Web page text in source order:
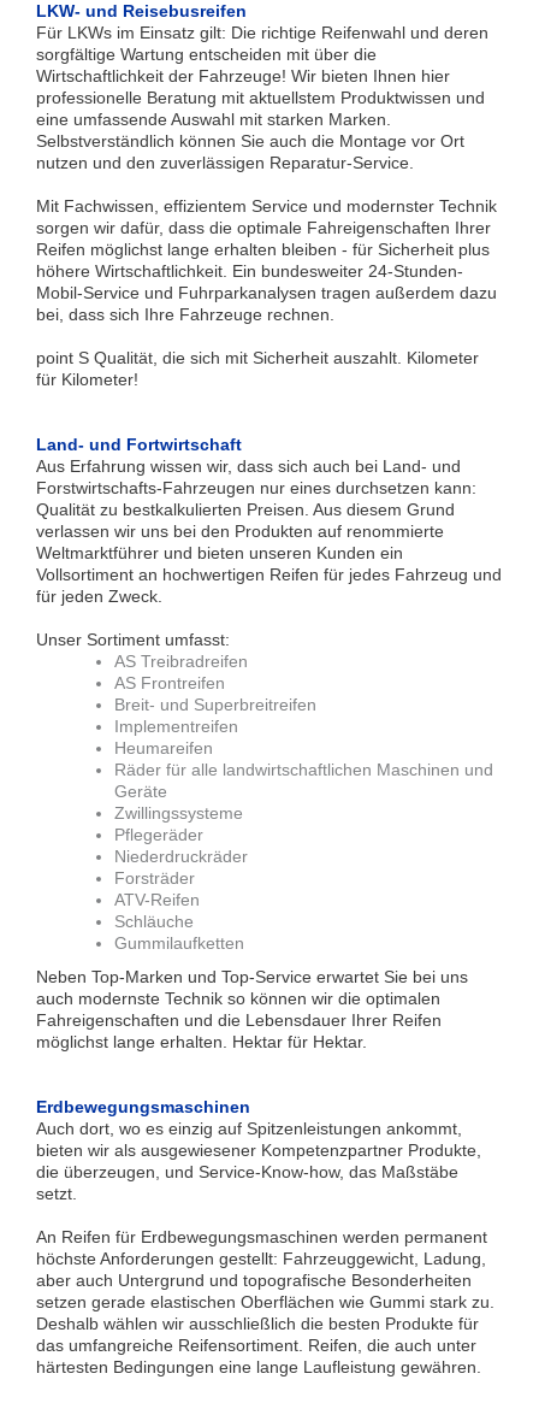
LKW- und Reisebusreifen
Für LKWs im Einsatz gilt: Die richtige Reifenwahl und deren
sorgfältige Wartung entscheiden mit über die
Wirtschaftlichkeit der Fahrzeuge! Wir bieten Ihnen hier
professionelle Beratung mit aktuellstem Produktwissen und
eine umfassende Auswahl mit starken Marken.
Selbstverständlich können Sie auch die Montage vor Ort
nutzen und den zuverlässigen Reparatur-Service.
Mit Fachwissen, effizientem Service und modernster Technik
sorgen wir dafür, dass die optimale Fahreigenschaften Ihrer
Reifen möglichst lange erhalten bleiben - für Sicherheit plus
höhere Wirtschaftlichkeit. Ein bundesweiter 24-Stunden-
Mobil-Service und Fuhrparkanalysen tragen außerdem dazu
bei, dass sich Ihre Fahrzeuge rechnen.
point S Qualität, die sich mit Sicherheit auszahlt. Kilometer
für Kilometer!
Land- und Fortwirtschaft
Aus Erfahrung wissen wir, dass sich auch bei Land- und
Forstwirtschafts-Fahrzeugen nur eines durchsetzen kann:
Qualität zu bestkalkulierten Preisen. Aus diesem Grund
verlassen wir uns bei den Produkten auf renommierte
Weltmarktführer und bieten unseren Kunden ein
Vollsortiment an hochwertigen Reifen für jedes Fahrzeug und
für jeden Zweck.
Unser Sortiment umfasst:
AS Treibradreifen
AS Frontreifen
Breit- und Superbreitreifen
Implementreifen
Heumareifen
Räder für alle landwirtschaftlichen Maschinen und
Geräte
Zwillingssysteme
Pflegeräder
Niederdruckräder
Forsträder
ATV-Reifen
Schläuche
Gummilaufketten
Neben Top-Marken und Top-Service erwartet Sie bei uns
auch modernste Technik so können wir die optimalen
Fahreigenschaften und die Lebensdauer Ihrer Reifen
möglichst lange erhalten. Hektar für Hektar.
Erdbewegungsmaschinen
Auch dort, wo es einzig auf Spitzenleistungen ankommt,
bieten wir als ausgewiesener Kompetenzpartner Produkte,
die überzeugen, und Service-Know-how, das Maßstäbe
setzt.
An Reifen für Erdbewegungsmaschinen werden permanent
höchste Anforderungen gestellt: Fahrzeuggewicht, Ladung,
aber auch Untergrund und topografische Besonderheiten
setzen gerade elastischen Oberflächen wie Gummi stark zu.
Deshalb wählen wir ausschließlich die besten Produkte für
das umfangreiche Reifensortiment. Reifen, die auch unter
härtesten Bedingungen eine lange Laufleistung gewähren.